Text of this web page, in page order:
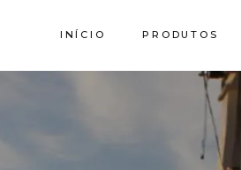
INÍCIO PRODUTOS
Granito SPI